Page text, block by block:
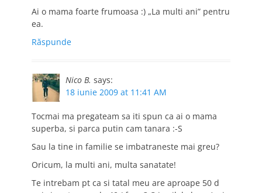
Ai o mama foarte frumoasa :) „La multi ani” pentru
ea.
Răspunde
Nico B. says:
18 iunie 2009 at 11:41 AM
Tocmai ma pregateam sa iti spun ca ai o mama
superba, si parca putin cam tanara :-S
Sau la tine in familie se imbatraneste mai greu?
Oricum, la multi ani, multa sanatate!
Te intrebam pt ca si tatal meu are aproape 50 d